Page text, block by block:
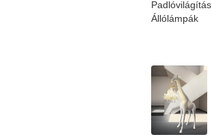
Padlóvilágítás
Állólámpák